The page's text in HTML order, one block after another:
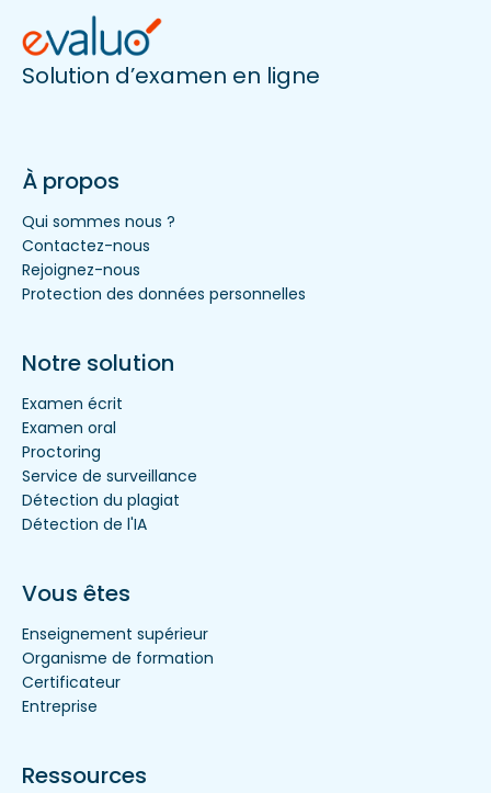
Solution d’examen en ligne
À propos
Qui sommes nous ?
Contactez-nous
Rejoignez-nous
Protection des données personnelles
Notre solution
Examen écrit
Examen oral
Proctoring
Service de surveillance
Détection du plagiat
Détection de l'IA
Vous êtes
Enseignement supérieur
Organisme de formation
Certificateur
Entreprise
Ressources